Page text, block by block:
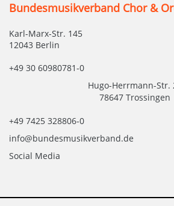
Bundesmusikverband Chor &
Karl-Marx-Str. 145
12043 Berlin
+49 30 60980781-0
Hugo-Herrmann-Str.
78647 Trossingen
+49 7425 328806-0
info@bundesmusikverband.de
Social Media